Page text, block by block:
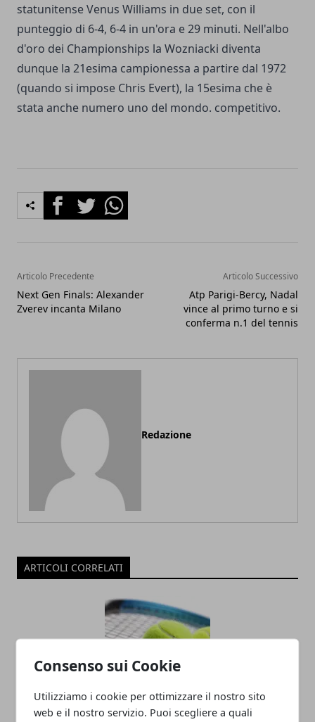
Consenso sui Cookie
Utilizziamo i cookie per ottimizzare il nostro sito
web e il nostro servizio. Puoi scegliere a quali
statunitense Venus Williams in due set, con il
punteggio di 6-4, 6-4 in un'ora e 29 minuti. Nell'albo
d'oro dei Championships la Wozniacki diventa
dunque la 21esima campionessa a partire dal 1972
(quando si impose Chris Evert), la 15esima che è
stata anche numero uno del mondo. competitivo.
FacebookTwitterWhatsapp
Articolo Precedente
Next Gen Finals: Alexander
Zverev incanta Milano
Articolo Successivo
Atp Parigi-Bercy, Nadal
vince al primo turno e si
conferma n.1 del tennis
Redazione
ARTICOLI CORRELATI